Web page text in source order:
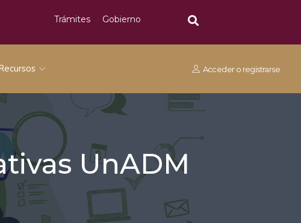
Trámites Gobierno
Acceder o registrarse
UnADM